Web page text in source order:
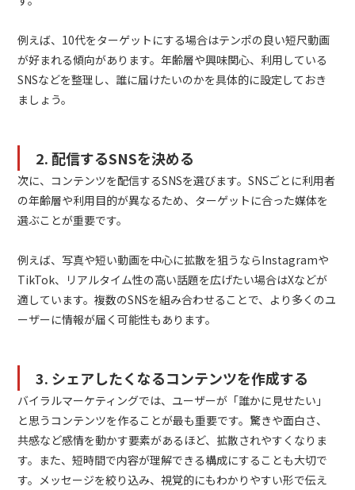
例えば、10代をターゲットにする場合はテンポの良い短尺動画
が好まれる傾向があります。年齢層や興味関心、利用している
SNSなどを整理し、誰に届けたいのかを具体的に設定しておき
ましょう。
2. 配信するSNSを決める
次に、コンテンツを配信するSNSを選びます。SNSごとに利用者
の年齢層や利用目的が異なるため、ターゲットに合った媒体を
選ぶことが重要です。
例えば、写真や短い動画を中心に拡散を狙うならInstagramや
TikTok、リアルタイム性の高い話題を広げたい場合はXなどが
適しています。複数のSNSを組み合わせることで、より多くのユ
ーザーに情報が届く可能性もあります。
3. シェアしたくなるコンテンツを作成する
バイラルマーケティングでは、ユーザーが「誰かに見せたい」
と思うコンテンツを作ることが最も重要です。驚きや面白さ、
共感など感情を動かす要素があるほど、拡散されやすくなりま
す。また、短時間で内容が理解できる構成にすることも大切で
す。メッセージを絞り込み、視覚的にもわかりやすい形で伝え